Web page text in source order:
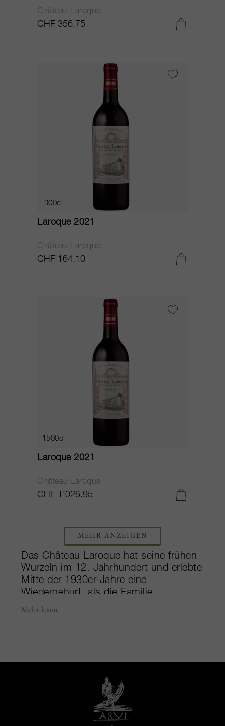
Château Laroque
CHF 356.75
300cl
Laroque 2021
Château Laroque
CHF 164.10
1500cl
Laroque 2021
Château Laroque
CHF 1’026.95
MEHR ANZEIGEN
Das Château Laroque hat seine frühen
Wurzeln im 12. Jahrhundert und erlebte
Mitte der 1930er-Jahre eine
Wiedergeburt, als die Familie
Beaumartin Eigentümerin wurde. All
Cru Classé im Jahr 1996 bezahlt.
Heute präsentiert sich Laroque mit
seiner eindrucksvollen Architektur und
gepflegten Gartenanlage als eins der
schönsten Châteaus des rechten Ufers,
Mehr lesen